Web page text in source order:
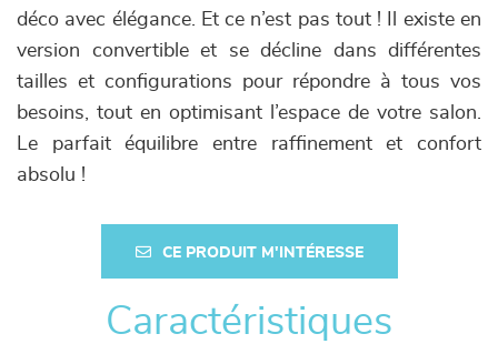
déco avec élégance. Et ce n’est pas tout ! Il existe en
version convertible et se décline dans différentes
tailles et configurations pour répondre à tous vos
besoins, tout en optimisant l’espace de votre salon.
Le parfait équilibre entre raffinement et confort
absolu !
CE PRODUIT M'INTÉRESSE
Caractéristiques